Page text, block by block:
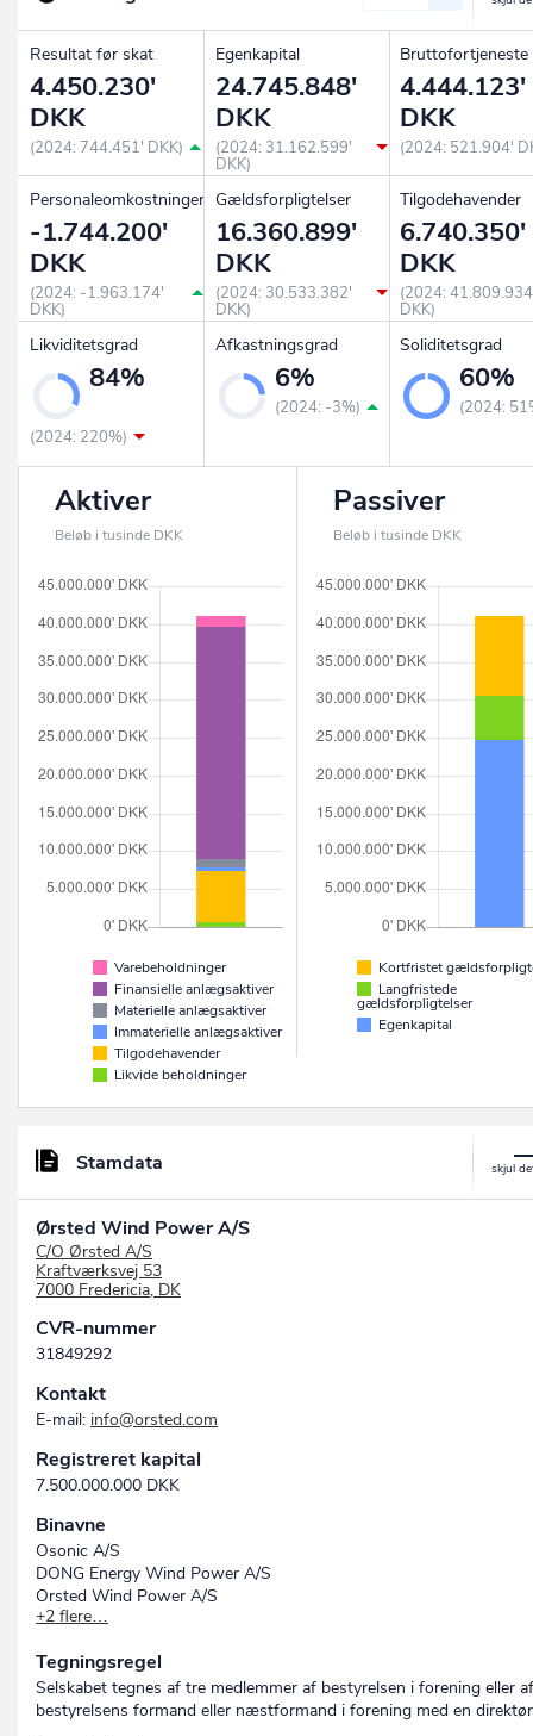
Resultat før skat
4.450.230'
DKK
(2024: 744.451' DKK)
Egenkapital
24.745.848'
DKK
(2024: 31.162.599'
DKK)
Bruttofortjeneste
4.444.123'
DKK
(2024: 521.904'
Personaleomkostninger
-1.744.200'
DKK
(2024: -1.963.174'
DKK)
Gældsforpligtelser
16.360.899'
DKK
(2024: 30.533.382'
DKK)
Tilgodehavender
6.740.350'
DKK
(2024:
DKK)
Likviditetsgrad
84%
(2024: 220%)
Afkastningsgrad
6%
(2024: -3%)
Soliditetsgrad
60%
(2024:
Aktiver
Beløb i tusinde DKK
Varebeholdninger
Finansielle anlægsaktiver
Materielle anlægsaktiver
Immaterielle anlægsaktiver
Tilgodehavender
Likvide beholdninger
Passiver
Beløb i tusinde DKK
Kortfristet
Langfristede
gældsforpligtelser
Egenkapital
Stamdata
Ørsted Wind Power A/S
C/O Ørsted A/S
Kraftværksvej 53
7000 Fredericia, DK
CVR-nummer
31849292
Kontakt
E-mail: info@orsted.com
Registreret kapital
7.500.000.000 DKK
Binavne
Osonic A/S
DONG Energy Wind Power A/S
Orsted Wind Power A/S
DONG ENERGY NEARSHORELAB, FREDERIKSHAVN A/S
+2 flere…
Tegningsregel
Selskabet tegnes af tre medlemmer af bestyrelsen i forening eller af
bestyrelsens formand eller næstformand i forening med en